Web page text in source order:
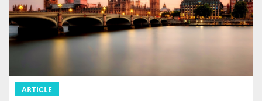
ARTICLE